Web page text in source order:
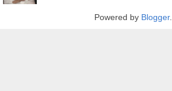
Powered by Blogger.